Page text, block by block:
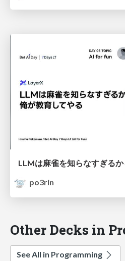
LLMは麻雀を知らなすぎる
po3rin
Other Decks in
See All in Programming